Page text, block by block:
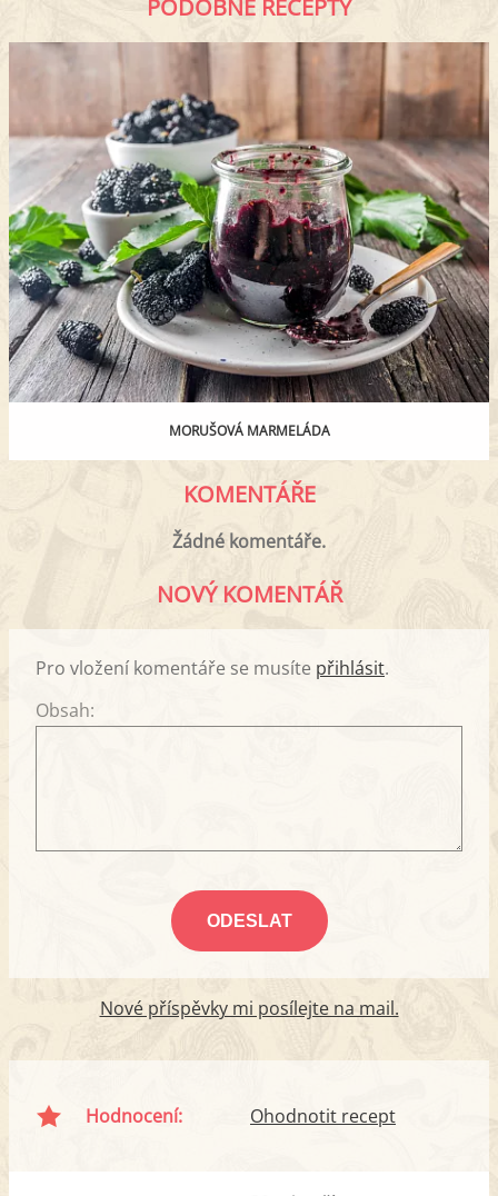
PODOBNÉ RECEPTY
MORUŠOVÁ MARMELÁDA
KOMENTÁŘE
Žádné komentáře.
NOVÝ KOMENTÁŘ
Pro vložení komentáře se musíte přihlásit.
Obsah:
Nové příspěvky mi posílejte na mail.
Hodnocení: Ohodnotit recept